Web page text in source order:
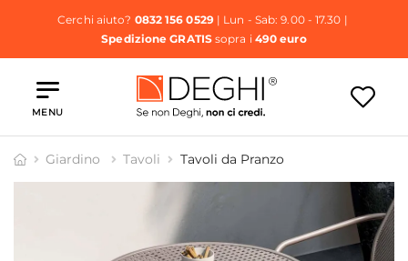
Cerchi aiuto? 0832 156 0529| Lun - Sab: 9.00 - 17.30 |
Spedizione GRATISsopra i 490 euro
MENU
Giardino Tavoli Tavoli da Pranzo